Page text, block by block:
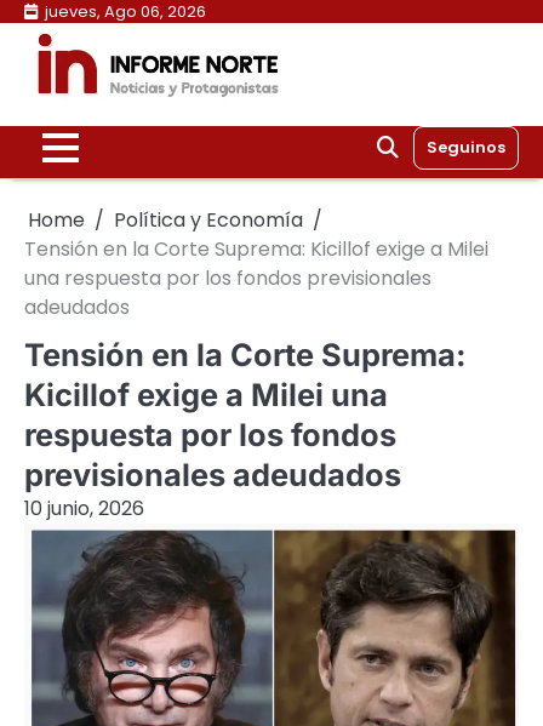
Skip
content
jueves, Ago 06, 2026
Seguinos
Home
Política y Economía
Tensión en la Corte Suprema: Kicillof exige a Milei
una respuesta por los fondos previsionales
adeudados
Tensión en la Corte Suprema:
Kicillof exige a Milei una
respuesta por los fondos
previsionales adeudados
10 junio, 2026